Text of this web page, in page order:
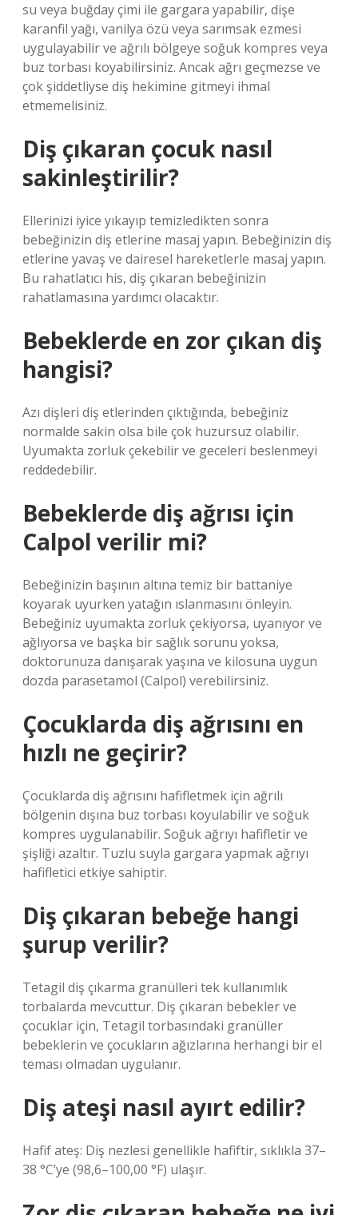
su veya buğday çimi ile gargara yapabilir, dişe
karanfil yağı, vanilya özü veya sarımsak ezmesi
uygulayabilir ve ağrılı bölgeye soğuk kompres veya
buz torbası koyabilirsiniz. Ancak ağrı geçmezse ve
çok şiddetliyse diş hekimine gitmeyi ihmal
etmemelisiniz.
Diş çıkaran çocuk nasıl
sakinleştirilir?
Ellerinizi iyice yıkayıp temizledikten sonra
bebeğinizin diş etlerine masaj yapın. Bebeğinizin diş
etlerine yavaş ve dairesel hareketlerle masaj yapın.
Bu rahatlatıcı his, diş çıkaran bebeğinizin
rahatlamasına yardımcı olacaktır.
Bebeklerde en zor çıkan diş
hangisi?
Azı dişleri diş etlerinden çıktığında, bebeğiniz
normalde sakin olsa bile çok huzursuz olabilir.
Uyumakta zorluk çekebilir ve geceleri beslenmeyi
reddedebilir.
Bebeklerde diş ağrısı için
Calpol verilir mi?
Bebeğinizin başının altına temiz bir battaniye
koyarak uyurken yatağın ıslanmasını önleyin.
Bebeğiniz uyumakta zorluk çekiyorsa, uyanıyor ve
ağlıyorsa ve başka bir sağlık sorunu yoksa,
doktorunuza danışarak yaşına ve kilosuna uygun
dozda parasetamol (Calpol) verebilirsiniz.
Çocuklarda diş ağrısını en
hızlı ne geçirir?
Çocuklarda diş ağrısını hafifletmek için ağrılı
bölgenin dışına buz torbası koyulabilir ve soğuk
kompres uygulanabilir. Soğuk ağrıyı hafifletir ve
şişliği azaltır. Tuzlu suyla gargara yapmak ağrıyı
hafifletici etkiye sahiptir.
Diş çıkaran bebeğe hangi
şurup verilir?
Tetagil diş çıkarma granülleri tek kullanımlık
torbalarda mevcuttur. Diş çıkaran bebekler ve
çocuklar için, Tetagil torbasındaki granüller
bebeklerin ve çocukların ağızlarına herhangi bir el
teması olmadan uygulanır.
Diş ateşi nasıl ayırt edilir?
Hafif ateş: Diş nezlesi genellikle hafiftir, sıklıkla 37–
38 °C’ye (98,6–100,00 °F) ulaşır.